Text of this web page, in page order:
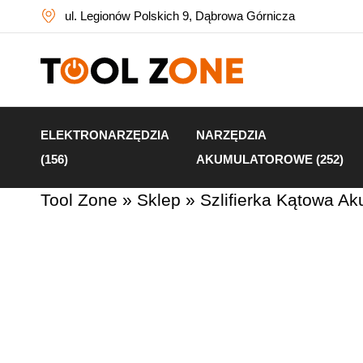
ul. Legionów Polskich 9, Dąbrowa Górnicza
ELEKTRONARZĘDZIA
(156)
NARZĘDZIA
AKUMULATOROWE (252)
Tool Zone » Sklep » Szlifierka Kątowa